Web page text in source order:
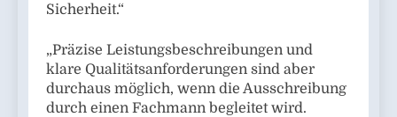
Sicherheit.“
„Präzise Leistungsbeschreibungen und
klare Qualitätsanforderungen sind aber
durchaus möglich, wenn die Ausschreibung
durch einen Fachmann begleitet wird.